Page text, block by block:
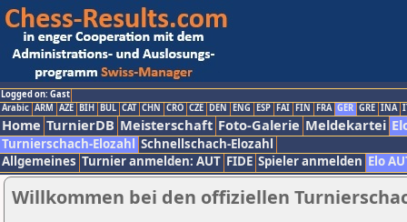
Logged on: Gast
Arabic ARM AZE BIH BUL CAT CHN CRO CZE DEN ENG ESP FAI FIN FRA GER GRE INA
Home TurnierDB Meisterschaft Foto-Galerie Meldekartei
Turnierschach-Elozahl Schnellschach-Elozahl
Allgemeines Turnier anmelden: AUT FIDE Spieler anmelden Elo
Willkommen bei den offiziellen